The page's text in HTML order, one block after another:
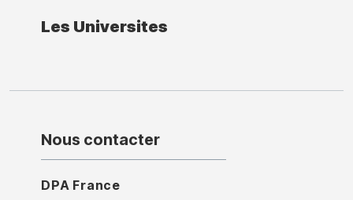
Les Universites
Nous contacter
DPA France